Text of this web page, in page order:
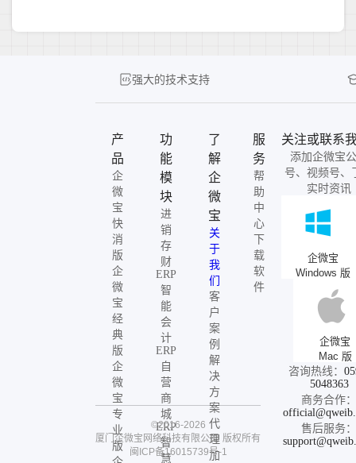
强大的技术支持
产
品
企
微
宝
快
消
版
企
微
宝
经
典
版
企
微
宝
专
业
版
功
能
模
块
进
销
存
财
ERP
智
能
会
计
ERP
自
营
商
城
ERP
智
慧
了
解
企
微
宝
关
于
我
们
客
户
案
例
解
决
方
案
代
理
加
服
务
帮
助
中
心
下
载
软
件
关注或联系
添加企微宝
号、视频号、
实时资讯
企微宝
Windows 版
企微宝
Mac 版
咨询热线：
5048363
商务合作：
售后服务：
©2016-2026
厦门企微宝网络科技有限公司 版权所有
闽ICP备16015739号-1